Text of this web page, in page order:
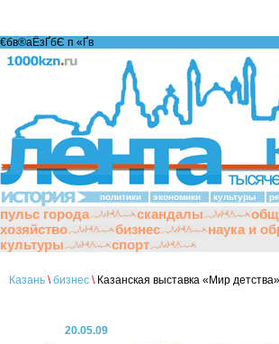
€бв®аЁзҐбЄ п «Ґ­в
политики экономики культуры
пульс города скандалы
хозяйство
бизнес наука и
культуры
спорт
Казань \ бизнес \Казанская выставка «Мир
20.05.09